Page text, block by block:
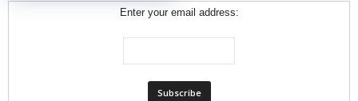
Enter your email address: